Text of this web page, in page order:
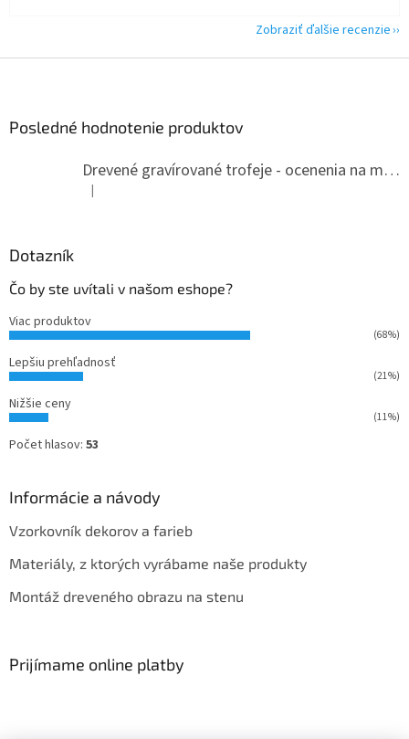
Zobraziť ďalšie recenzie
Posledné hodnotenie produktov
Drevené gravírované trofeje - ocenenia na mieru
Hodnotenie produktu je 5 z 5 hviezdičiek.
|
Dotazník
Čo by ste uvítali v našom eshope?
Viac produktov
(68%)
Lepšiu prehľadnosť
(21%)
Nižšie ceny
(11%)
Počet hlasov: 53
Informácie a návody
Vzorkovník dekorov a farieb
Materiály, z ktorých vyrábame naše produkty
Montáž dreveného obrazu na stenu
Prijímame online platby